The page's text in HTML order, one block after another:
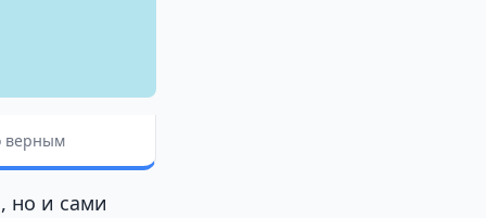
верным
но и сами